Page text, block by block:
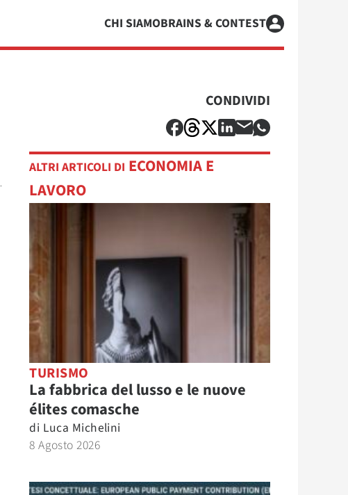
CHI SIAMOBRAINS & CONTEST
CONDIVIDI
ALTRI ARTICOLI DI ECONOMIA E
LAVORO
TURISMO
La fabbrica del lusso e le nuove
élites comasche
di Luca Michelini
8 Agosto 2026